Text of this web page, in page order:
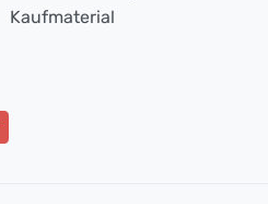
Kaufmaterial